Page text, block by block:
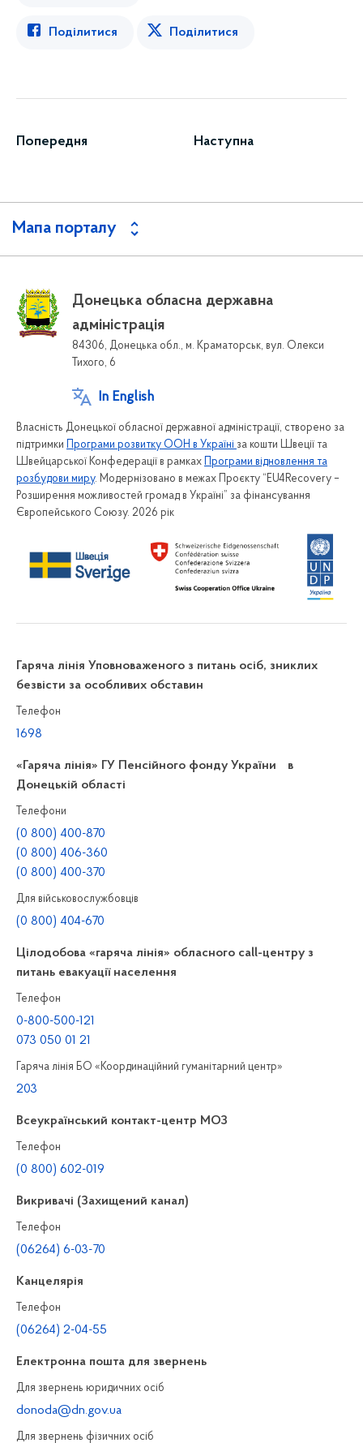
Поділитися Поділитися
Попередня Наступна
Мапа порталу
Донецька обласна державна
адміністрація
84306, Донецька обл., м. Краматорськ, вул. Олекси
Тихого, 6
In English
Власність Донецької обласної державної адміністрації, створено за
підтримки
Програми розвитку ООН в Україні за кошти Швеції та
Швейцарської Конфедерації в рамках
Програми відновлення та
розбудови миру. Модернізовано в межах Проєкту “EU4Recovery –
Розширення можливостей громад в Україні” за фінансування
Європейського Союзу. 2026 рік
Гаряча лінія Уповноваженого з питань осіб, зниклих
безвісти за особливих обставин
Телефон
1698
«Гаряча лінія» ГУ Пенсійного фонду України в
Донецькій області
Телефони
(0 800) 400-870
(0 800) 406-360
(0 800) 400-370
Для військовослужбовців
(0 800) 404-670
Цілодобова «гаряча лінія» обласного call-центру з
питань евакуації населення
Телефон
0-800-500-121
073 050 01 21
Гаряча лінія БО «Координаційний гуманітарний центр»
203
Всеукраїнський контакт-центр МОЗ
Телефон
(0 800) 602-019
Викривачі (Захищений канал)
Телефон
(06264) 6-03-70
Канцелярiя
Телефон
(06264) 2-04-55
Електронна пошта для звернень
Для звернень юридичних осiб
donoda@dn.gov.ua
Для звернень фізичних осiб